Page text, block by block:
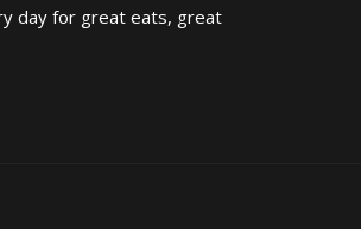
day for great eats, great